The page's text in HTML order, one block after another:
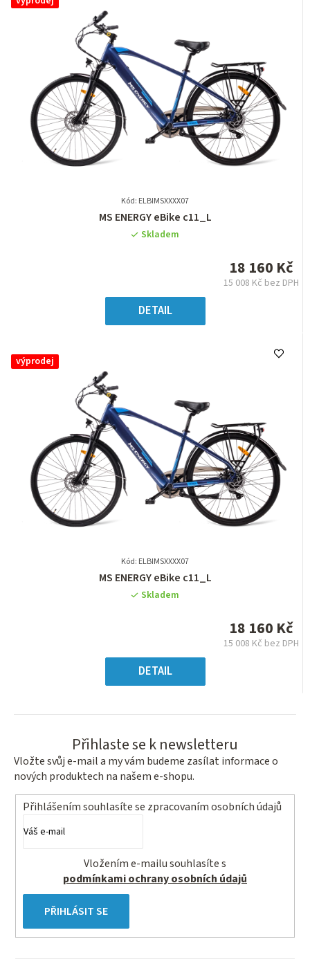
Kód: ELBIMSXXXX07
Průměrné
hodnocení
5
hvězdiček.
MS ENERGY eBike c11_L
Skladem
18 160 Kč
15 008 Kč bez DPH
DETAIL
výprodej
Kód: ELBIMSXXXX07
Průměrné
hodnocení
5
hvězdiček.
MS ENERGY eBike c11_L
Skladem
18 160 Kč
15 008 Kč bez DPH
DETAIL
Přihlaste se k newsletteru
Vložte svůj e-mail a my vám budeme zasílat informace o
nových produktech na našem e-shopu.
Přihlášením souhlasíte se zpracovaním osobních údajů
podmínkami ochrany osobních údajů
PŘIHLÁSIT SE